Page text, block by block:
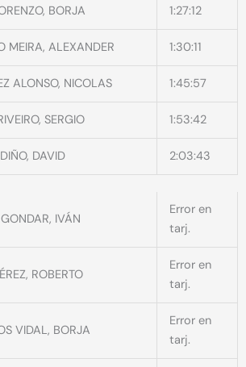
BORJA 1:27:12
MEIRA, ALEXANDER 1:30:11
ALONSO, NICOLAS 1:45:57
SERGIO 1:53:42
DAVID 2:03:43
IVÁN
Error en
tarj.
ROBERTO
Error en
tarj.
VIDAL, BORJA
Error en
tarj.